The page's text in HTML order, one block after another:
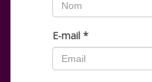
E-mail *